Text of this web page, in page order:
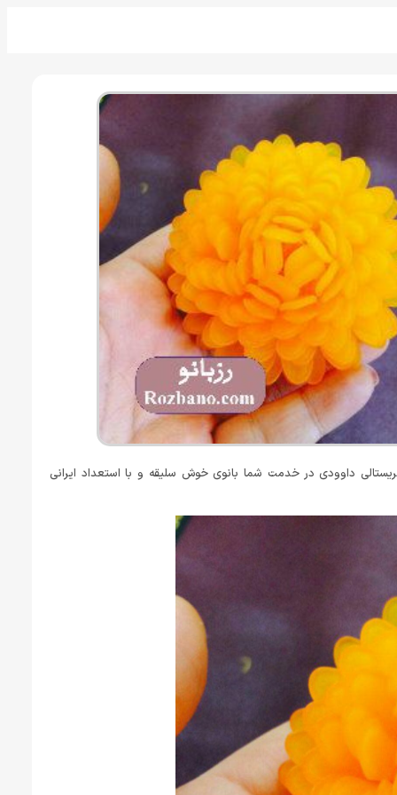
داوودی در خدمت شما بانوی خوش سلیقه و با استعداد ایرانی